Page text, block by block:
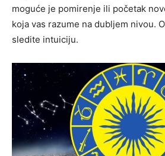
moguće je pomirenje ili početak
koja vas razume na dubljem nivou.
sledite intuiciju.